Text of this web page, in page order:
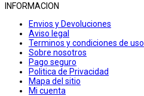
INFORMACION
Envios y Devoluciones
Aviso legal
Terminos y condiciones de uso
Sobre nosotros
Pago seguro
Politica de Privacidad
Mapa del sitio
Mi cuenta